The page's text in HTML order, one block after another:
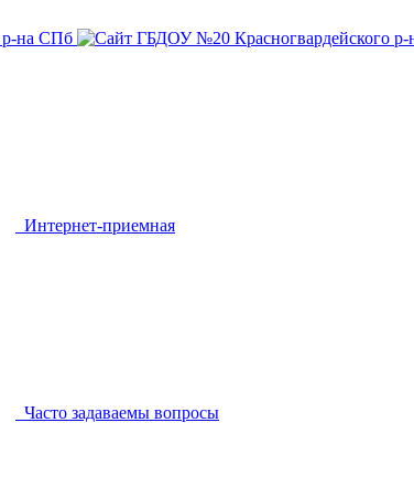
Интернет-приемная
Часто задаваемы вопросы